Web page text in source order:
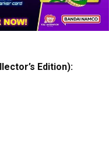
Edition):